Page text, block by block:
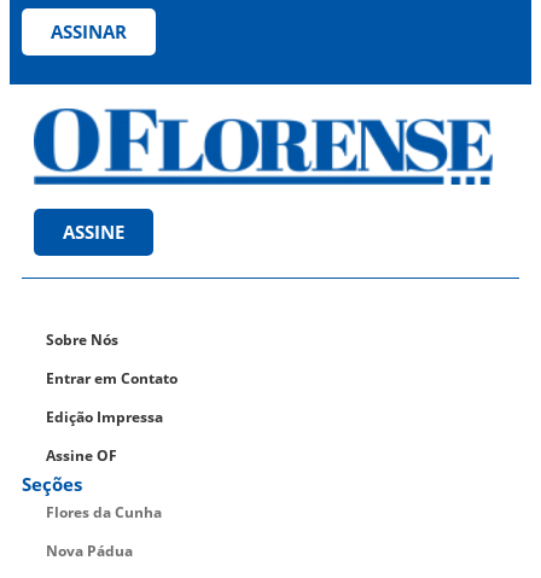
ASSINAR
ASSINE
Sobre Nós
Entrar em Contato
Edição Impressa
Assine OF
Seções
Flores da Cunha
Nova Pádua